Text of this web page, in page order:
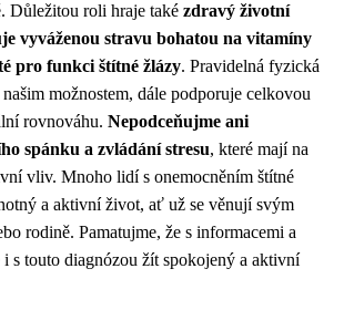
Důležitou roli hraje také zdravý životní
vyváženou stravu bohatou na vitamíny
pro funkci štítné žlázy. Pravidelná fyzická
možnostem, dále podporuje celkovou
rovnováhu. Nepodceňujme ani
spánku a zvládání stresu, které mají na
vliv. Mnoho lidí s onemocněním štítné
a aktivní život, ať už se věnují svým
rodině. Pamatujme, že s informacemi a
i s touto diagnózou žít spokojený a aktivní